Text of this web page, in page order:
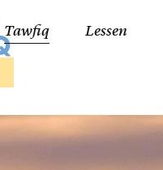
Tawfiq Lessen
Cursisten 18+